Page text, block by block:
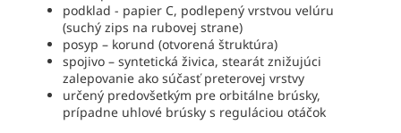
podklad - papier C, podlepený vrstvou velúru
(suchý zips na rubovej strane)
posyp – korund (otvorená štruktúra)
spojivo – syntetická živica, stearát znižujúci
zalepovanie ako súčasť preterovej vrstvy
určený predovšetkým pre orbitálne brúsky,
prípadne uhlové brúsky s reguláciou otáčok